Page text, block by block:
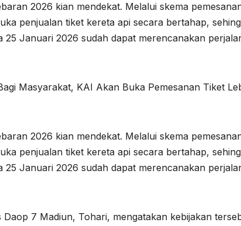
2026 kian mendekat. Melalui skema
penjualan tiket kereta api secara bertahap,
25 Januari 2026 sudah dapat merencanakan
Masyarakat, KAI Akan Buka Pemesanan Tiket
2026 kian mendekat. Melalui skema
penjualan tiket kereta api secara bertahap,
25 Januari 2026 sudah dapat merencanakan
Daop 7 Madiun, Tohari, mengatakan kebijakan